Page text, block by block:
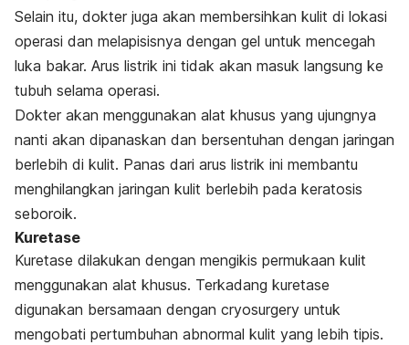
Selain itu, dokter juga akan membersihkan kulit di lokasi
operasi dan melapisisnya dengan gel untuk mencegah
luka bakar. Arus listrik ini tidak akan masuk langsung ke
tubuh selama operasi.
Dokter akan menggunakan alat khusus yang ujungnya
nanti akan dipanaskan dan bersentuhan dengan jaringan
berlebih di kulit. Panas dari arus listrik ini membantu
menghilangkan jaringan kulit berlebih pada keratosis
seboroik.
Kuretase
Kuretase dilakukan dengan mengikis permukaan kulit
menggunakan alat khusus. Terkadang kuretase
digunakan bersamaan dengan cryosurgery untuk
mengobati pertumbuhan abnormal kulit yang lebih tipis.